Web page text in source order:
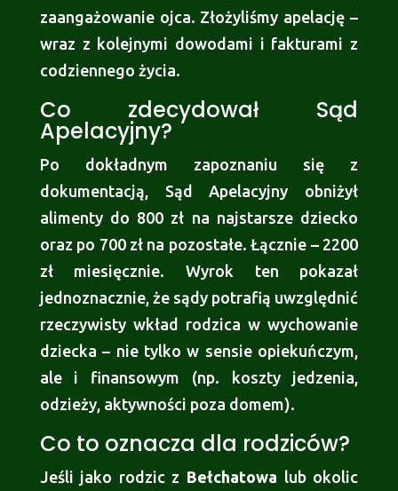
zaangażowanie ojca. Złożyliśmy apelację –
wraz z kolejnymi dowodami i fakturami z
codziennego życia.
Co zdecydował Sąd
Apelacyjny?
Po dokładnym zapoznaniu się z
dokumentacją, Sąd Apelacyjny obniżył
alimenty do 800 zł na najstarsze dziecko
oraz po 700 zł na pozostałe. Łącznie – 2200
zł miesięcznie. Wyrok ten pokazał
jednoznacznie, że sądy potrafią uwzględnić
rzeczywisty wkład rodzica w wychowanie
dziecka – nie tylko w sensie opiekuńczym,
ale i finansowym (np. koszty jedzenia,
odzieży, aktywności poza domem).
Co to oznacza dla rodziców?
Jeśli jako rodzic z Bełchatowa lub okolic